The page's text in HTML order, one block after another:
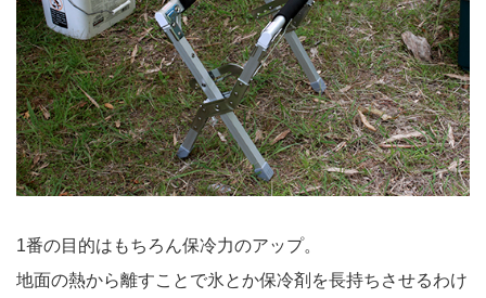
1番の目的はもちろん保冷力のアップ。
地面の熱から離すことで氷とか保冷剤を長持ちさせるわけ